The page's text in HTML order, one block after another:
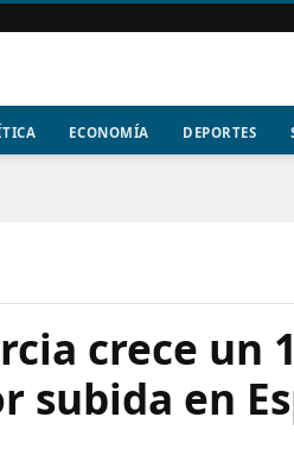
ECONOMÍA DEPORTES
crece un
subida en